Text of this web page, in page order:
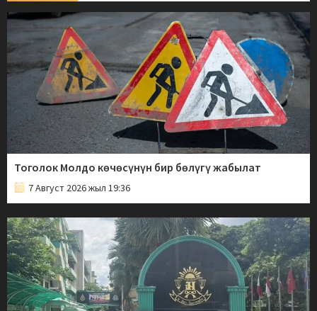
Тоголок Молдо көчөсүнүн бир бөлүгү жабылат
7 Август 2026 жыл 19:36